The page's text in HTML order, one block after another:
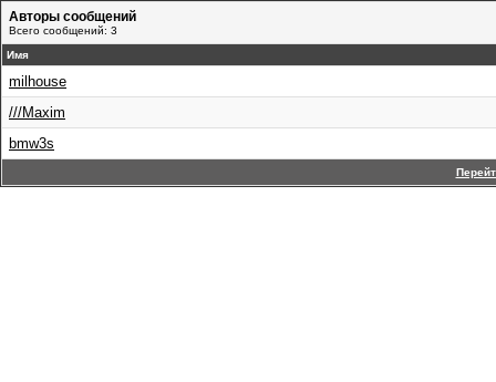
Авторы сообщений
Всего сообщений: 3
Имя
milhouse
///Maxim
bmw3s